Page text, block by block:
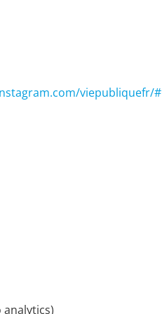
viepubliquefr/#
analytics)